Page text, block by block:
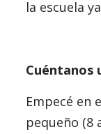
la escuela
Cuéntanos
Empecé en
pequeño (8